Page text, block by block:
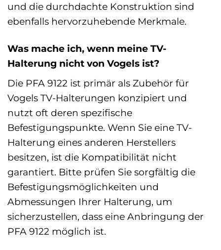
und die durchdachte Konstruktion sind
ebenfalls hervorzuhebende Merkmale.
Was mache ich, wenn meine TV-
Halterung nicht von Vogels ist?
Die PFA 9122 ist primär als Zubehör für
Vogels TV-Halterungen konzipiert und
nutzt oft deren spezifische
Befestigungspunkte. Wenn Sie eine TV-
Halterung eines anderen Herstellers
besitzen, ist die Kompatibilität nicht
garantiert. Bitte prüfen Sie sorgfältig die
Befestigungsmöglichkeiten und
Abmessungen Ihrer Halterung, um
sicherzustellen, dass eine Anbringung der
PFA 9122 möglich ist.